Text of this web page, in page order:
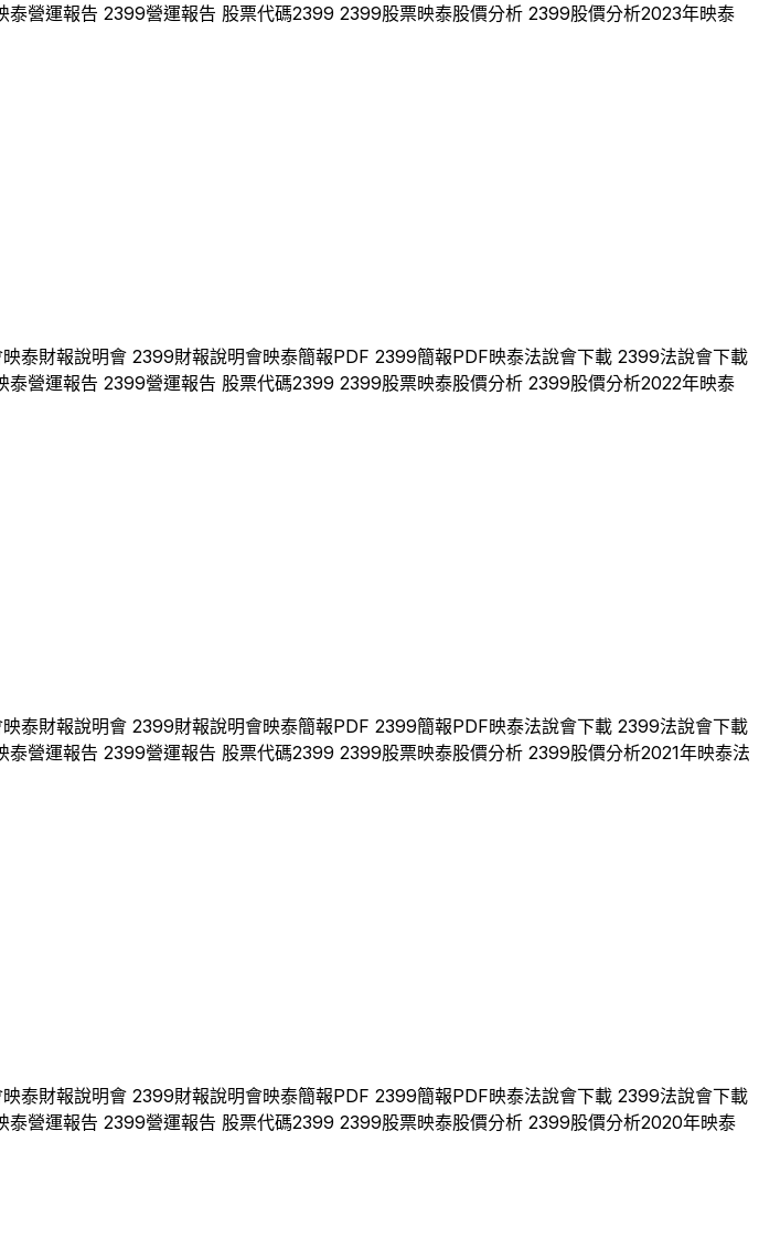
泰營運報告 2399營運報告 股票代碼2399 2399股票映泰股價分析 2399股價分析2023年映泰
映泰財報說明會 2399財報說明會映泰簡報PDF 2399簡報PDF映泰法說會下載 2399法說會下載
泰營運報告 2399營運報告 股票代碼2399 2399股票映泰股價分析 2399股價分析2022年映泰
映泰財報說明會 2399財報說明會映泰簡報PDF 2399簡報PDF映泰法說會下載 2399法說會下載
泰營運報告 2399營運報告 股票代碼2399 2399股票映泰股價分析 2399股價分析2021年映泰法
映泰財報說明會 2399財報說明會映泰簡報PDF 2399簡報PDF映泰法說會下載 2399法說會下載
泰營運報告 2399營運報告 股票代碼2399 2399股票映泰股價分析 2399股價分析2020年映泰